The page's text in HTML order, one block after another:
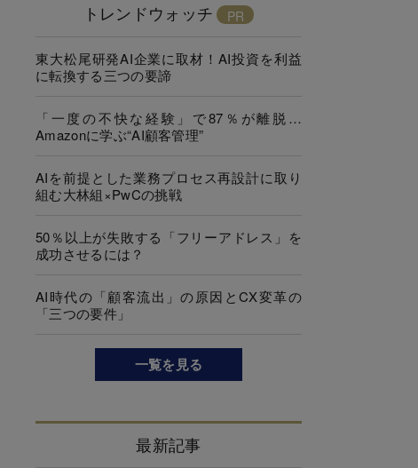
トレンドウォッチ
東大松尾研発AI企業に取材！AI投資を利益
に転換する三つの要諦
「一度の不快な経験」で87％が離脱…
Amazonに学ぶ“AI顧客管理”
AIを前提とした業務プロセス再設計に取り
組む大林組×PwCの挑戦
50％以上が失敗する「フリーアドレス」を
成功させるには？
AI時代の「顧客流出」の原因とCX変革の
「三つの要件」
一覧を見る
最新記事